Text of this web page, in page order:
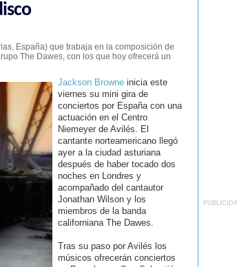
España) que trabaja en la composición de
The Dawes, con los que hoy ofrecerá un
Jackson Browneinicia este
viernes su mini gira de
conciertos por España con una
actuación en el Centro
Niemeyer de Avilés. El
cantante norteamericano llegó
ayer a la ciudad asturiana
después de haber tocado dos
noches en Londres y
acompañado del cantautor
Jonathan Wilson y los
miembros de la banda
californiana The Dawes.
Tras su paso por Avilés los
músicos ofrecerán conciertos